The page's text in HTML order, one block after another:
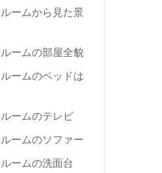
ームから見た景
ームの部屋全貌
ームのベッドは
ームのテレビ
ームのソファー
ームの洗面台